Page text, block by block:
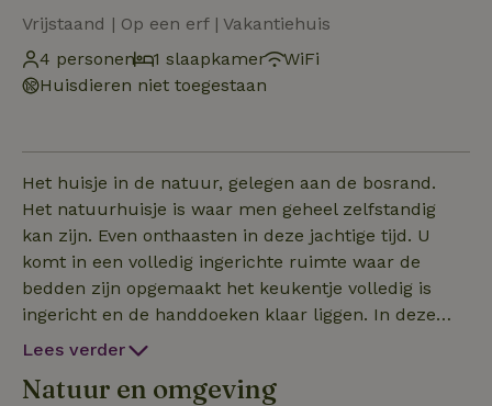
Vrijstaand | Op een erf | Vakantiehuis
4 personen
1 slaapkamer
WiFi
Huisdieren niet toegestaan
Het huisje in de natuur, gelegen aan de bosrand.
Het natuurhuisje is waar men geheel zelfstandig
kan zijn. Even onthaasten in deze jachtige tijd. U
komt in een volledig ingerichte ruimte waar de
bedden zijn opgemaakt het keukentje volledig is
ingericht en de handdoeken klaar liggen. In deze
situatie moet u verder alles zelf regelen. Men kan in
noem maar op alles is mogelijk. Daarbij heeft U
Lees verder
Natuur en omgeving